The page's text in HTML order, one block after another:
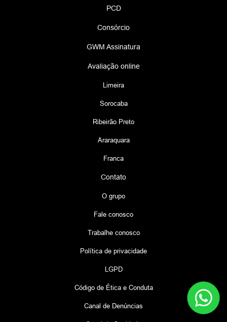
PCD
Consórcio
GWM Assinatura
Avaliação online
Limeira
Sorocaba
Ribeirão Preto
Araraquara
Franca
Contato
O grupo
Fale conosco
Trabalhe conosco
Política de privacidade
LGPD
Código de Ética e Conduta
Canal de Denúncias